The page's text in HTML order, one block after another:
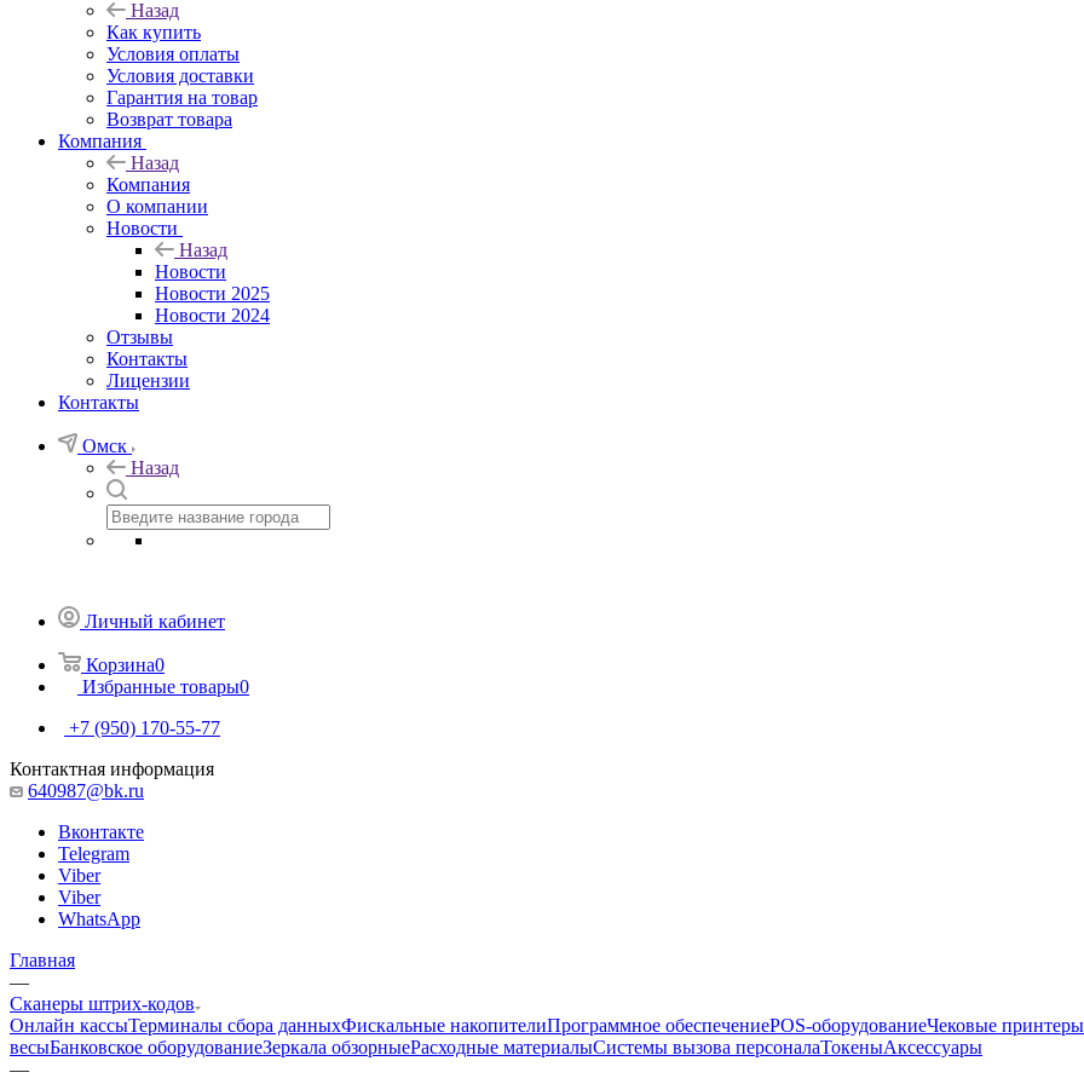
Назад
Как купить
Условия оплаты
Условия доставки
Гарантия на товар
Возврат товара
Компания
Назад
Компания
О компании
Новости
Назад
Новости
Новости 2025
Новости 2024
Отзывы
Контакты
Лицензии
Контакты
Омск
Назад
Личный кабинет
Корзина0
Избранные товары0
+7 (950) 170-55-77
Контактная информация
640987@bk.ru
Вконтакте
Telegram
Viber
Viber
WhatsApp
Главная
—
Сканеры штрих-кодов
Онлайн кассыТерминалы сбора данныхФискальные накопителиПрограммное обеспечениеPOS-оборудованиеЧековые принтеры
весыБанковское оборудованиеЗеркала обзорныеРасходные материалыСистемы вызова персоналаТокеныАксессуары
—